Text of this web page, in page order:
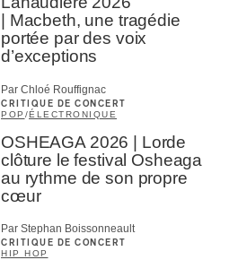
| Macbeth, une tragédie
portée par des voix
d’exceptions
Par Chloé Rouffignac
CRITIQUE DE CONCERT
POP /ÉLECTRONIQUE
OSHEAGA 2026 | Lorde
clôture le festival Osheaga
au rythme de son propre
cœur
Par Stephan Boissonneault
CRITIQUE DE CONCERT
HIP HOP